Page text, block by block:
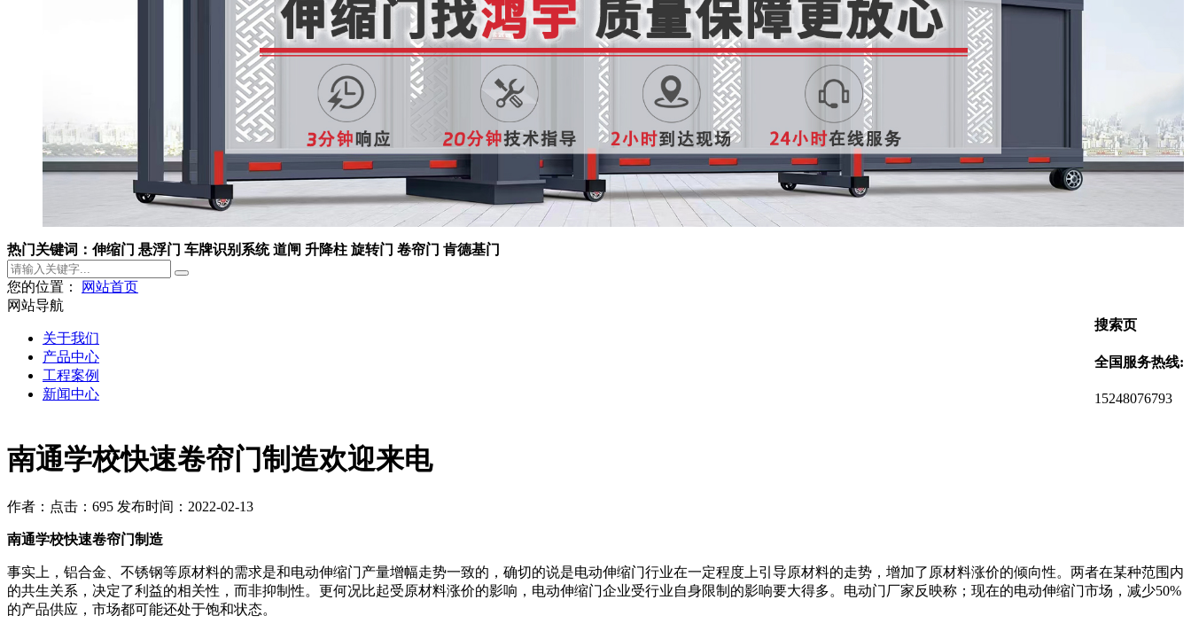
热门关键词：伸缩门 悬浮门 车牌识别系统 道闸 升降柱 旋转门 卷帘门 肯德基门
您的位置： 网站首页
搜索页
全国服务热线:
15248076793
南通学校快速卷帘门制造欢迎来电
作者： 点击：695 发布时间：2022-02-13
南通学校快速卷帘门制造
事实上，铝合金、不锈钢等原材料的需求是和电动伸缩门产量增幅走势一致的，确切的说是电动伸缩门行业在一定程度上引导原材料的走势，增加了原材料涨价的倾向性。两者在某种范围内
的共生关系，决定了利益的相关性，而非抑制性。更何况比起受原材料涨价的影响，电动伸缩门企业受行业自身限制的影响要大得多。电动门厂家反映称；现在的电动伸缩门市场，减少50%
的产品供应，市场都可能还处于饱和状态。
网站导航
关于我们
产品中心
工程案例
新闻中心